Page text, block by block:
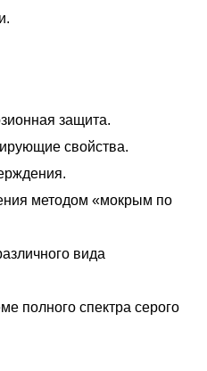
защита.
свойства.
методом «мокрым по
вида
полного спектра серого